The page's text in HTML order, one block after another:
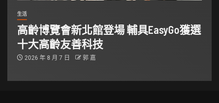
生活
高齡博覽會新北館登場 輔具EasyGo獲選
十大高齡友善科技
2026 年 8 月 7 日 郭 嘉